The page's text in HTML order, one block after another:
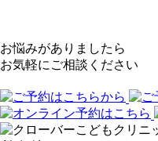
お悩みがありましたら
お気軽にご相談ください